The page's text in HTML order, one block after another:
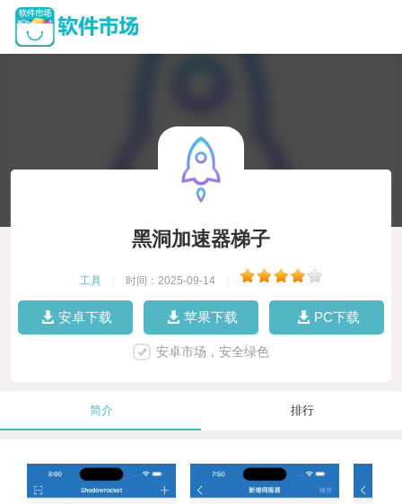
黑洞加速器梯子
工具 时间：2025-09-14
安卓下载 苹果下载 PC下载
安卓市场，安全绿色
简介 排行